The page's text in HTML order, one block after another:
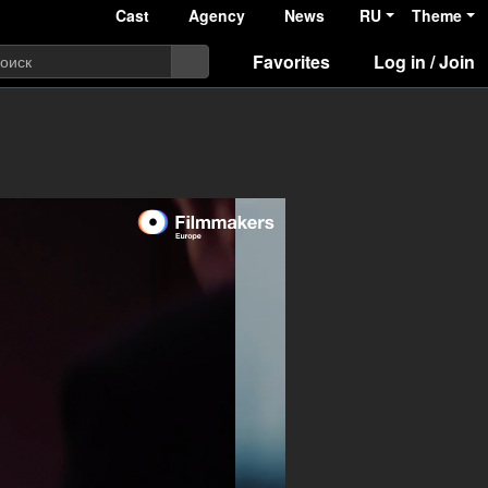
Cast Agency News RU Theme
Favorites Log in / Join